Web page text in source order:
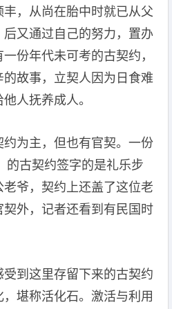
，从尚在胎中时就已从父
又通过自己的努力，置办
份年代未可考的古契约，
故事，立契人因为日食难
人抚养成人。
为主，但也有官契。一份
的古契约签字的是礼乐步
爷，契约上还盖了这位老
外，记者还看到有民国时
到这里存留下来的古契约
堪称活化石。激活与利用